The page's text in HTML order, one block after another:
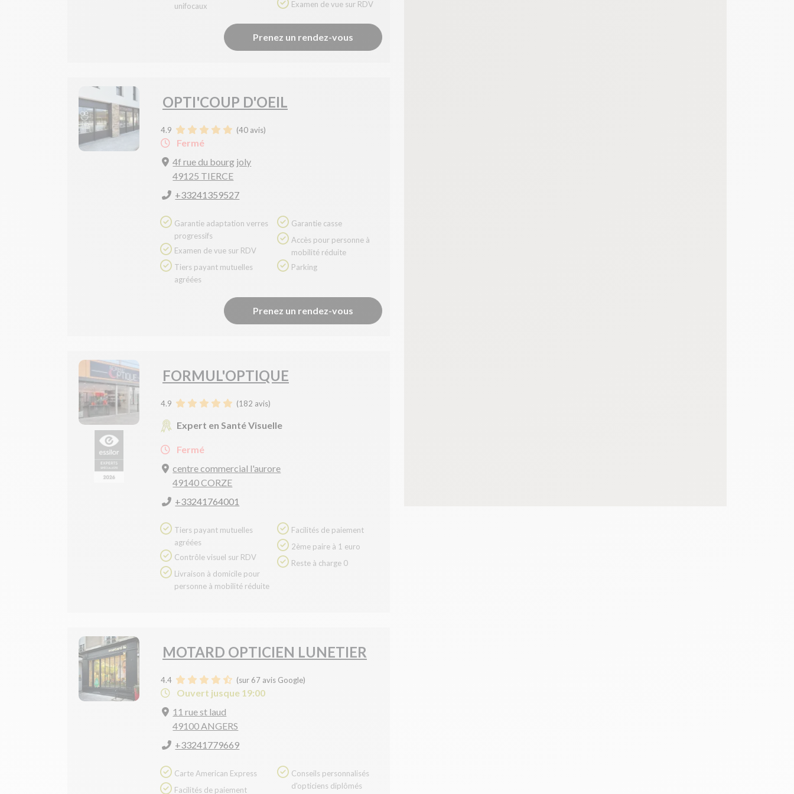
unifocaux
Examen de vue sur RDV
Prenez un rendez-vous
OPTI'COUP D'OEIL
4.9 (40 avis)
Fermé
4f rue du bourg joly
49125 TIERCE
+33241359527
progressifs
Examen de vue sur RDV
agréées
Garantie casse
mobilité réduite
Parking
Prenez un rendez-vous
FORMUL'OPTIQUE
4.9 (182 avis)
Expert en Santé Visuelle
Fermé
centre commercial l'aurore
49140 CORZE
+33241764001
agréées
Contrôle visuel sur RDV
personne à mobilité réduite
Facilités de paiement
2ème paire à 1 euro
Reste à charge 0
MOTARD OPTICIEN LUNETIER
4.4 (sur 67 avis Google)
Ouvert jusque 19:00
11 rue st laud
49100 ANGERS
+33241779669
Carte American Express
Facilités de paiement
d'opticiens diplômés
YouTube
Annonces avant, entre ou après une vidéo YouTube
?
Facebook
Continuer sans accepter